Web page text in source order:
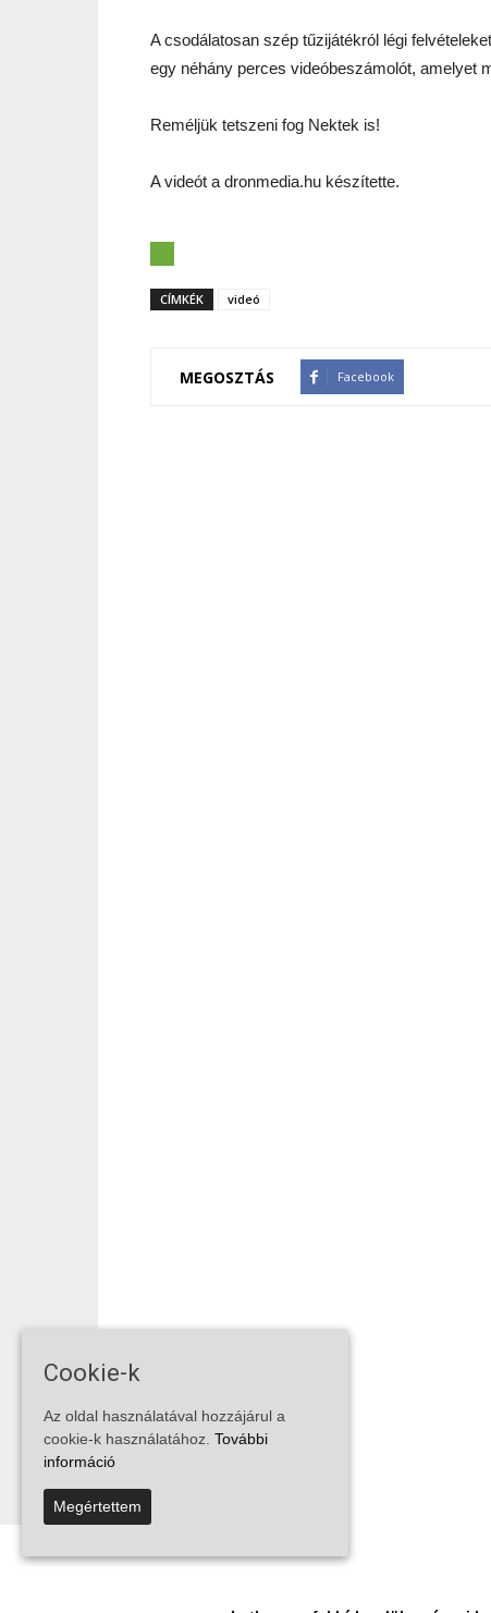
A csodálatosan szép tűzijátékról légi
egy néhány perces videóbeszámolót, amelyet
Reméljük tetszeni fog Nektek is!
A videót a dronmedia.hu készítette.
CÍMKÉK videó
MEGOSZTÁS Facebook
Cookie-k
Az oldal használatával hozzájárul a
cookie-k használatához. További
információ
Megértettem